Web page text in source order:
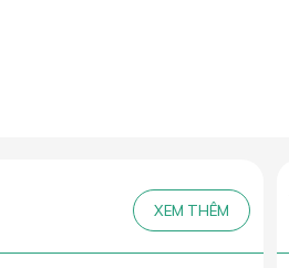
XEM THÊM